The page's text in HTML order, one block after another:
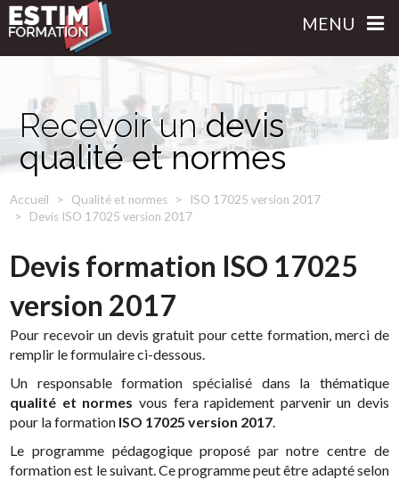
MENU
Recevoir undevis
qualité et normes
Accueil Qualité et normes
ISO 17025 version 2017
Devis ISO 17025 version 2017
Devis formation ISO 17025
version 2017
Pour recevoir un devis gratuit pour cette formation, merci de
remplir le formulaire ci-dessous.
Un responsable formation spécialisé dans la thématique
qualité et normes vous fera rapidement parvenir un devis
pour la formation ISO 17025 version 2017.
Le programme pédagogique proposé par notre centre de
formation est le suivant. Ce programme peut être adapté selon